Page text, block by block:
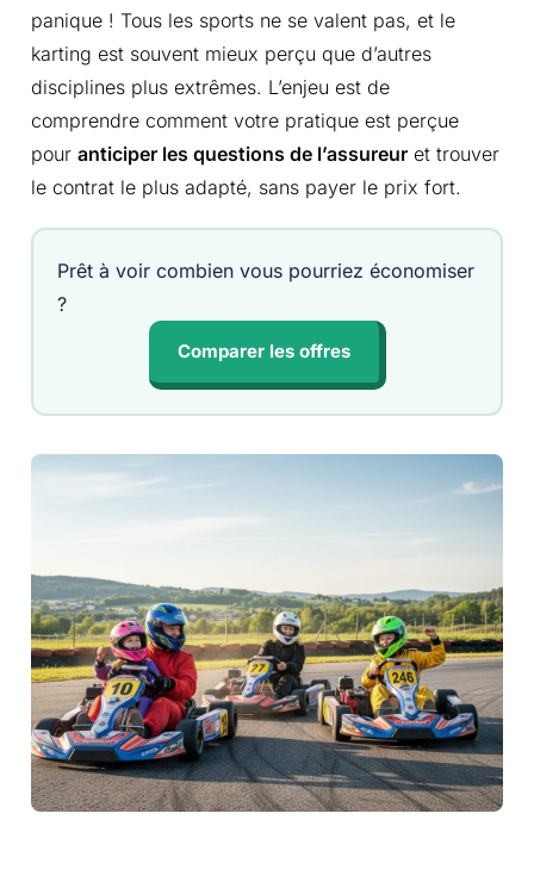
panique ! Tous les sports ne se valent pas, et le
karting est souvent mieux perçu que d’autres
disciplines plus extrêmes. L’enjeu est de
comprendre comment votre pratique est perçue
pouranticiper les questions de l’assureur et trouver
le contrat le plus adapté, sans payer le prix fort.
Prêt à voir combien vous pourriez économiser
?
Comparer les offres